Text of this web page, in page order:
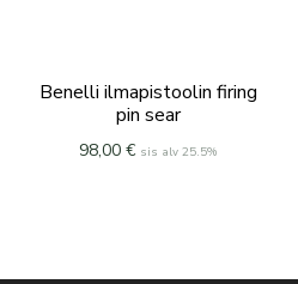
Benelli ilmapistoolin firing
pin sear
98,00 € sis alv 25.5%